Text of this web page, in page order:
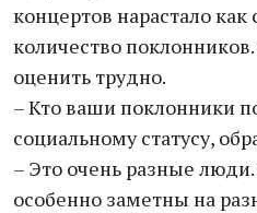
концертов нарастало
количество
оценить трудно.
– Кто ваши поклонники
социальному статусу,
– Это очень разные
особенно заметны на